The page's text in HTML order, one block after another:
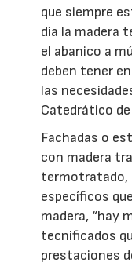
que siempre
día la madera
el abanico a
deben tener
las
Catedrático
Fachadas o
con madera
termotratado,
específicos
madera, “hay
tecnificados
prestaciones